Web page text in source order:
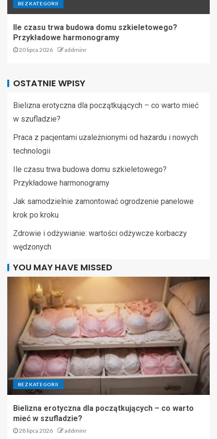
BEZ KATEGORII
Ile czasu trwa budowa domu szkieletowego?
Przykładowe harmonogramy
20 lipca 2026 addminr
OSTATNIE WPISY
Bielizna erotyczna dla początkujących – co warto mieć
w szufladzie?
Praca z pacjentami uzależnionymi od hazardu i nowych
technologii
Ile czasu trwa budowa domu szkieletowego?
Przykładowe harmonogramy
Jak samodzielnie zamontować ogrodzenie panelowe
krok po kroku
Zdrowie i odżywianie: wartości odżywcze korbaczy
wędzonych
YOU MAY HAVE MISSED
BEZ KATEGORII
Bielizna erotyczna dla początkujących – co warto
mieć w szufladzie?
28 lipca 2026 addminr